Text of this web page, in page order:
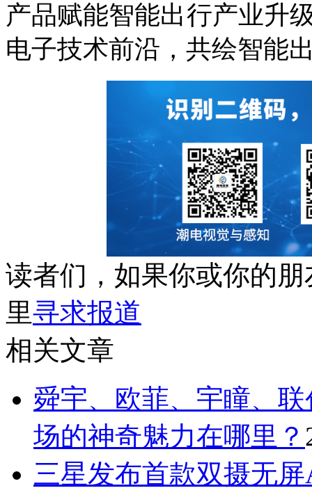
产品赋能智能出行产业升
电子技术前沿，共绘智能
读者们，如果你或你的
里寻求报道
相关文章
舜宇、欧菲、宇瞳、
场的神奇魅力在哪里？
三星发布首款双摄无